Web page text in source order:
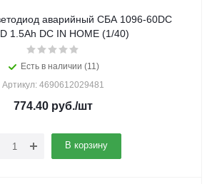
аварийный СБА 1096-60DC
1.5Ah DC IN HOME (1/40)
Есть в наличии (11)
Артикул: 4690612029481
774.40руб./шт
В корзину